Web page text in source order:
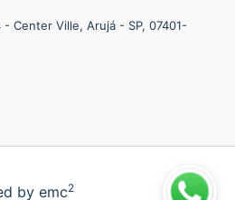
- Center Ville, Arujá - SP, 07401-
by emc2